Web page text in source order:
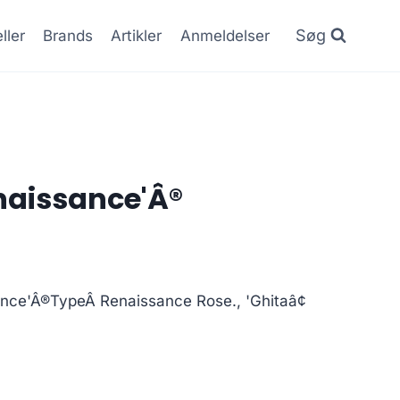
Brands Artikler Anmeldelser Søg
Renaissance Rose., 'Ghitaâ¢